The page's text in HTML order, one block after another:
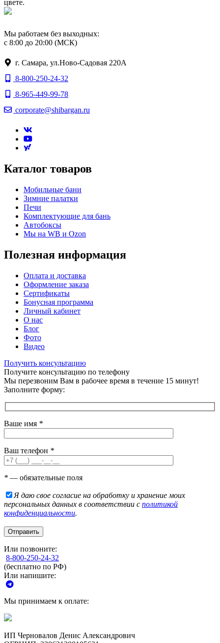
Мы работаем без выходных:
с 8:00 до 20:00 (МСК)
г. Самара, ул.Ново-Садовая 220А
8-800-250-24-32
8-965-449-99-78
corporate@shibargan.ru
Каталог товаров
Мобильные бани
Зимние палатки
Печи
Комплектующие для бань
Автобоксы
Мы на WB и Ozon
Полезная информация
Оплата и доставка
Оформление заказа
Сертификаты
Бонусная программа
Личный кабинет
О нас
Блог
Фото
Видео
Получить консультацию
Получите консультацию по телефону
Мы перезвоним Вам в рабочее время в течение 15 минут!
Заполните форму:
Ваше имя *
Ваш телефон *
* — обязательные поля
Я даю свое согласие на обработку и хранение моих
персональных данных в соответствии с политикой
конфиденциальности.
Или позвоните:
8-800-250-24-32
(бесплатно по РФ)
Или напишите:
Мы принимаем к оплате:
ИП Черновалов Денис Александрович